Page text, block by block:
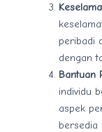
peribadi
dengan
Bantuan
individu
aspek
bersedia